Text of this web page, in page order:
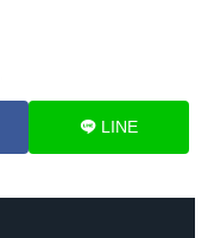
LINE